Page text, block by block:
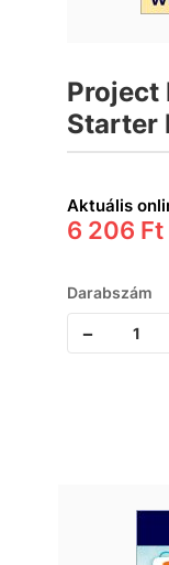
Project
Starter
Aktuális
6 206 Ft
Darabszám
-